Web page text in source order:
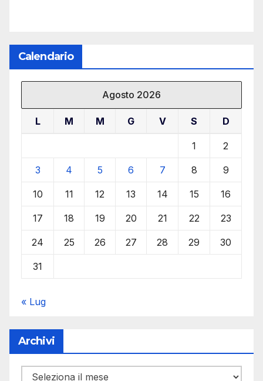
Calendario
Agosto 2026
L M M G V S D
1 2
3 4 5 6 7 8 9
10 11 12 13 14 15 16
17 18 19 20 21 22 23
24 25 26 27 28 29 30
31
« Lug
Archivi
Archivi